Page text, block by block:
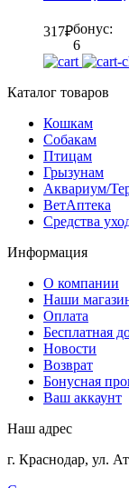
317₽бонус:
6
Каталог товаров
Кошкам
Собакам
Птицам
Грызунам
Аквариум/
ВетАптека
Средства
Информация
О компании
Наши
Оплата
Бесплатная
Новости
Возврат
Бонусная
Ваш аккаунт
Наш адрес
г. Краснодар, ул.